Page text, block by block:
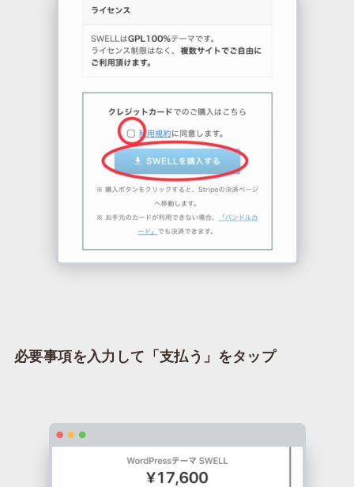
必要事項を入力して「支払う」をタップ